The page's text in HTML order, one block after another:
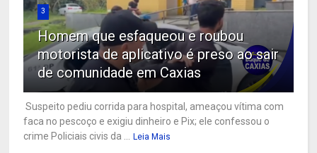
3
Homem que esfaqueou e roubou
motorista de aplicativo é preso ao sair
de comunidade em Caxias
Suspeito pediu corrida para hospital, ameaçou vítima com
faca no pescoço e exigiu dinheiro e Pix; ele confessou o
crime Policiais civis da ...
Leia Mais